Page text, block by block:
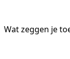
Wat zeggen je